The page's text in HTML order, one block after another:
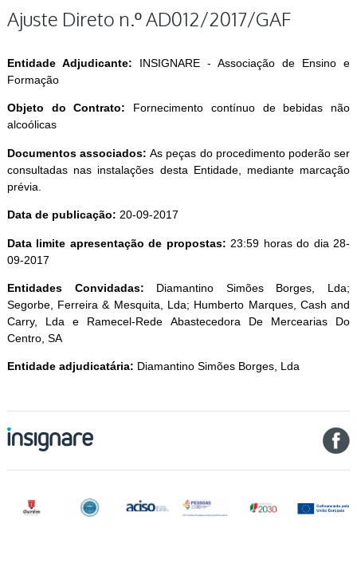
Ajuste Direto n.º AD012/2017/GAF
Entidade Adjudicante: INSIGNARE - Associação de Ensino e
Formação
Objeto do Contrato: Fornecimento contínuo de bebidas não
alcoólicas
Documentos associados:As peças do procedimento poderão ser
consultadas nas instalações desta Entidade, mediante marcação
prévia.
Data de publicação: 20-09-2017
Data limite apresentação de propostas: 23:59 horas do dia 28-
09-2017
Entidades Convidadas: Diamantino Simões Borges, Lda;
Segorbe, Ferreira & Mesquita, Lda; Humberto Marques, Cash and
Carry, Lda e Ramecel-Rede Abastecedora De Mercearias Do
Centro, SA
Entidade adjudicatária: Diamantino Simões Borges, Lda